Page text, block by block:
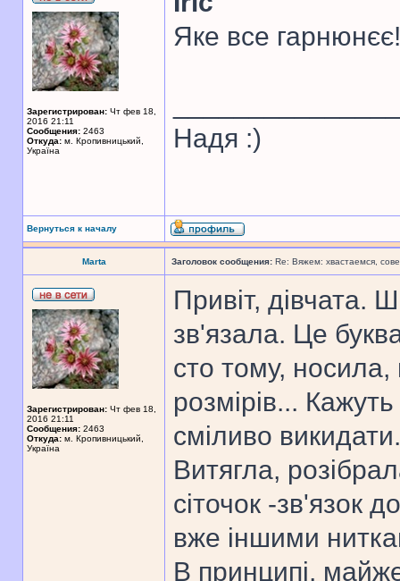
Зарегистрирован: Чт фев 18,
2016 21:11
Сообщения: 2463
Откуда: м. Кропивницький,
Україна
Яке все
Надя :)
Вернуться к началу
Marta Заголовок сообщения: Re: Вяжем: хвастаемся,
Зарегистрирован: Чт фев 18,
2016 21:11
Сообщения: 2463
Откуда: м. Кропивницький,
Україна
Привіт, дівчата.
зв'язала. Це
сто тому, носила,
розмірів...
сміливо
Витягла,
сіточок -зв'язок
вже іншими
В принципі,